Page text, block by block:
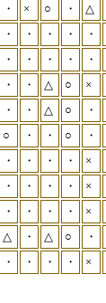
・ × ○ ・ △
・ ・ ・ ・ ・
・ ・ ・ ・ ・
・ ・ △ ○ ×
・ ・ △ ○ ・
○ ・ ・ ○ ・
・ ・ ・ ・ ×
・ ・ ・ ・ ×
・ ・ ・ ・ ×
△ ・ △ ○ ・
・ ・ ・ ・ ×